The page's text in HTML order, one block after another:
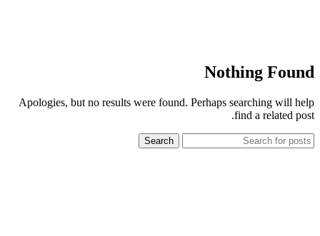
Nothing Found
Apologies, but no results were found. Perhaps searching will help
find a related post.
Search